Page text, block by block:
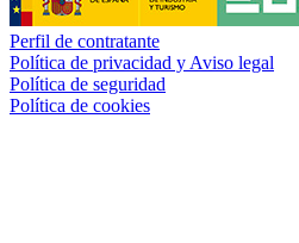
Perfil de contratante
Política de privacidad y Aviso legal
Política de seguridad
Política de cookies